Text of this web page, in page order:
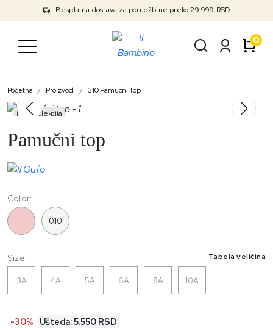
Besplatna dostava za porudžbine preko 29.999 RSD
0
Početna Proizvodi 310 Pamucni Top
Nova kolekcija
Pamučni top
Size: Tabela veličina
3A 4A 5A 6A 8A 10A
Color:
010
-30% Ušteda: 5.550 RSD